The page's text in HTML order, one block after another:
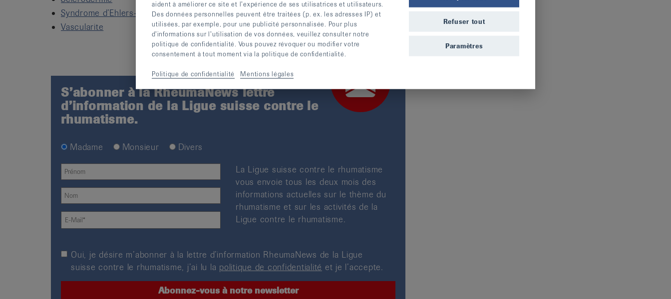
Syndrome d’Ehlers-Danlos
Vascularite
S’abonner à la RheumaNews lettre
d’information de la Ligue suisse contre le
rhumatisme.
Madame Monsieur Divers
La Ligue suisse contre le rhumatisme
vous envoie tous les deux mois des
informations actuelles sur le thème du
rhumatisme et sur les activités de la
Ligue contre le rhumatisme.
Oui, je désire m’abonner à la lettre d’information RheumaNews de la Ligue
suisse contre le rhumatisme, j’ai lu la politique de confidentialité et je l’accepte.
aident à améliorer ce site et l’expérience de ses utilisatrices et utilisateurs.
Des données personnelles peuvent être traitées (p. ex. les adresses IP) et
utilisées, par exemple, pour une publicité personnalisée. Pour plus
d’informations sur l’utilisation de vos données, veuillez consulter notre
politique de confidentialité. Vous pouvez révoquer ou modifier votre
consentement à tout moment via la politique de confidentialité.
Politique de confidentialité Mentions légales
Refuser tout
Paramètres